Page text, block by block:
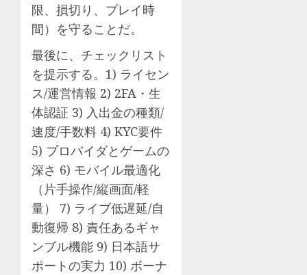
限、損切り、プレイ時
間）を守ることだ。
最後に、チェックリスト
を提示する。1) ライセン
ス/運営情報 2) 2FA・生
体認証 3) 入出金の種類/
速度/手数料 4) KYC要件
5) プロバイダとゲームの
深さ 6) モバイル最適化
（片手操作/縦画面/軽
量） 7) ライブ低遅延/自
動復帰 8) 責任あるギャ
ンブル機能 9) 日本語サ
ポートの実力 10) ボーナ